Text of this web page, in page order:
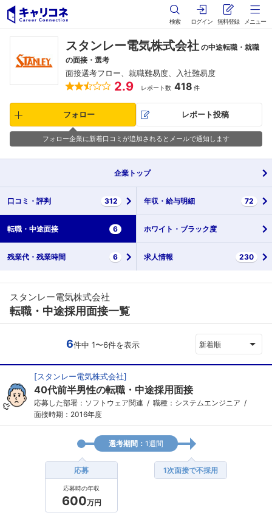
検索 ログイン 無料登録 メニュー
スタンレー電気株式会社 の中途転職・就職
の面接・選考
面接選考フロー、就職難易度、入社難易度
2.9 レポート数 418 件
フォロー レポート投稿
フォロー企業に新着口コミが追加されるとメールで通知します
企業 トップ
口コミ・ 評判 312 年収・ 給与明細 72
転職・ 中途面接 6 ホワイト・ ブラック度
残業代・ 残業時間 6 求人情報 230
スタンレー電気株式会社
転職・中途採用面接一覧
6件中 1〜6件を表示 新着順
[スタンレー電気株式会社]
40代前半男性の転職・中途採用面接
応募した部署：ソフトウェア関連
職種：システムエンジニア
面接時期：2016年度
選考期間： 1週間
応募
応募時の年収
600万円
1次面接で不採用